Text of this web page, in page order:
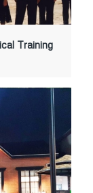
Training